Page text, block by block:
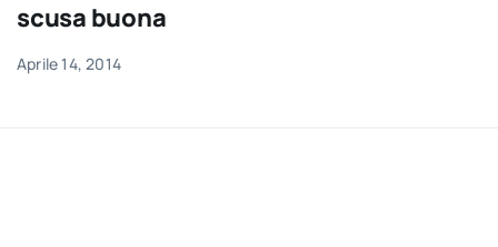
scusa buona
Aprile 14, 2014